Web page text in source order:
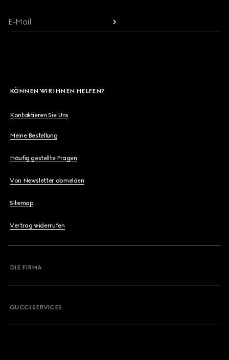
E-Mail
KÖNNEN WIR IHNEN HELFEN?
Kontaktieren Sie Uns
Meine Bestellung
Häufig gestellte Fragen
Von Newsletter abmelden
Sitemap
Vertrag widerrufen
DIE FIRMA
GUCCI SERVICES